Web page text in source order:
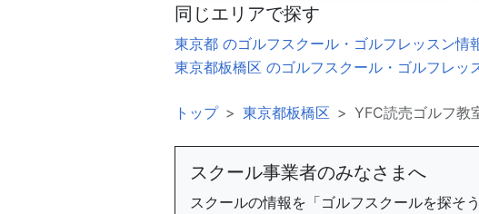
同じエリアで探す
東京都 のゴルフスクール・ゴルフレッスン情
東京都板橋区 のゴルフスクール・ゴルフレッ
トップ 東京都板橋区 YFC読売ゴルフ教
スクール事業者のみなさまへ
スクールの情報を「ゴルフスクールを探そ